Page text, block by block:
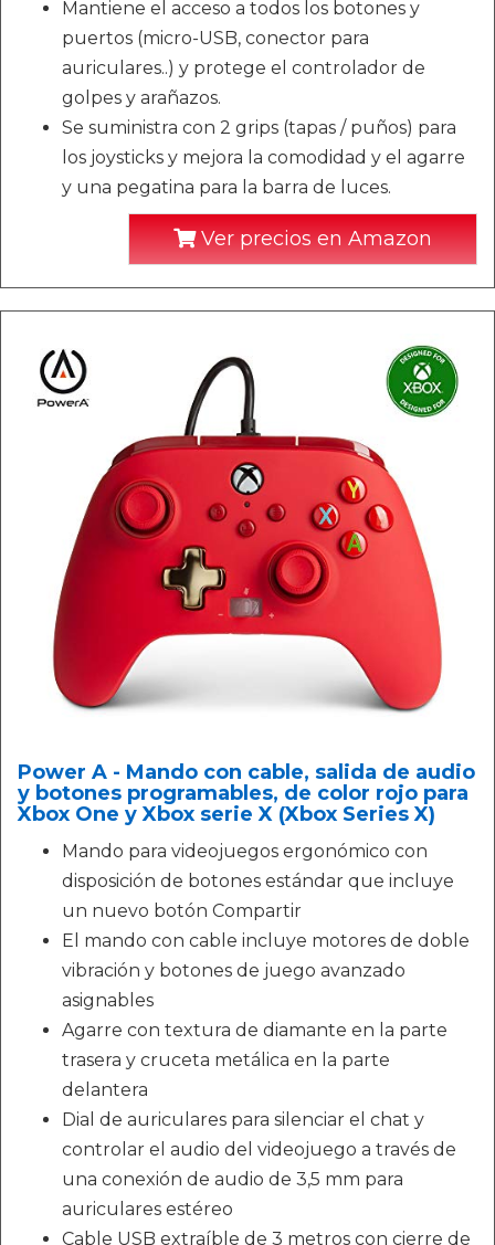
Mantiene el acceso a todos los botones y
puertos (micro-USB, conector para
auriculares..) y protege el controlador de
golpes y arañazos.
Se suministra con 2 grips (tapas / puños) para
los joysticks y mejora la comodidad y el agarre
y una pegatina para la barra de luces.
Ver precios en Amazon
Power A - Mando con cable, salida de audio
y botones programables, de color rojo para
Xbox One y Xbox serie X (Xbox Series X)
Mando para videojuegos ergonómico con
disposición de botones estándar que incluye
un nuevo botón Compartir
El mando con cable incluye motores de doble
vibración y botones de juego avanzado
asignables
Agarre con textura de diamante en la parte
trasera y cruceta metálica en la parte
delantera
Dial de auriculares para silenciar el chat y
controlar el audio del videojuego a través de
una conexión de audio de 3,5 mm para
auriculares estéreo
Cable USB extraíble de 3 metros con cierre de